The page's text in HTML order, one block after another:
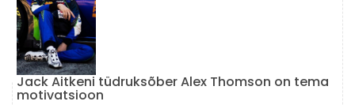
Jack Aitkeni tüdruksõber Alex Thomson on tema
motivatsioon